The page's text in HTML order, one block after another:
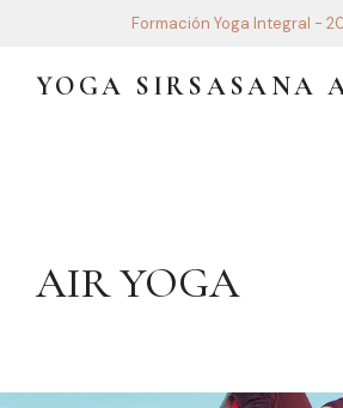
Formación Yoga Integral -
YOGA SIRSASANA
AIR YOGA